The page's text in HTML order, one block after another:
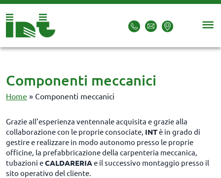
Componenti meccanici
Home » Componenti meccanici
Grazie all’esperienza ventennale acquisita e grazie alla
collaborazione con le proprie consociate, INTè in grado di
gestire e realizzare in modo autonomo presso le proprie
officine, la prefabbricazione della carpenteria meccanica,
tubazioni eCALDARERIAe il successivo montaggio presso il
sito operativo del cliente.